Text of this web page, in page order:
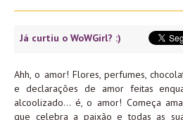
Já curtiu o WoWGirl? :)
Ahh, o amor! Flores, perfumes,
e declarações de amor feitas
alcoolizado… é, o amor! Começa
que celebra a paixão e todas as